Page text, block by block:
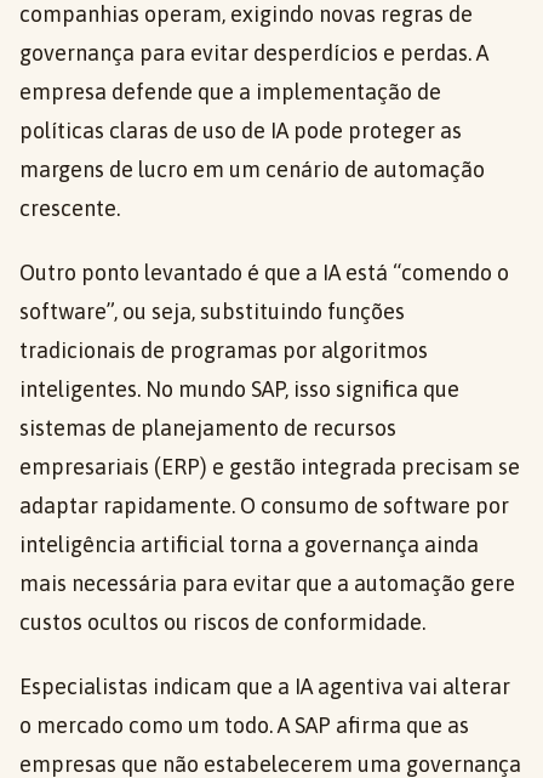
companhias operam, exigindo novas regras de
governança para evitar desperdícios e perdas. A
empresa defende que a implementação de
políticas claras de uso de IA pode proteger as
margens de lucro em um cenário de automação
crescente.
Outro ponto levantado é que a IA está “comendo o
software”, ou seja, substituindo funções
tradicionais de programas por algoritmos
inteligentes. No mundo SAP, isso significa que
sistemas de planejamento de recursos
empresariais (ERP) e gestão integrada precisam se
adaptar rapidamente. O consumo de software por
inteligência artificial torna a governança ainda
mais necessária para evitar que a automação gere
custos ocultos ou riscos de conformidade.
Especialistas indicam que a IA agentiva vai alterar
o mercado como um todo. A SAP afirma que as
empresas que não estabelecerem uma governança